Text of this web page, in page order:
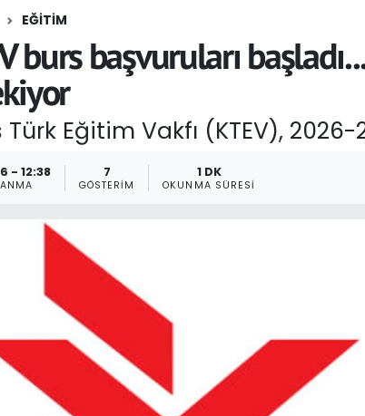
EĞITIM
burs başvuruları
Türk Eğitim Vakfı (KTEV),
- 12:38 7
GÖSTERIM
1 DK
OKUNMA SÜRESI
2018